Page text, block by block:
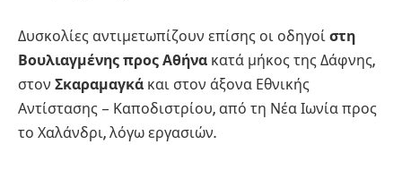
Δυσκολίες αντιμετωπίζουν επίσης οι οδηγοί στη
Βουλιαγμένης προς Αθήνα κατά μήκος της Δάφνης,
στον Σκαραμαγκά και στον άξονα Εθνικής
Αντίστασης – Καποδιστρίου, από τη Νέα Ιωνία προς
το Χαλάνδρι, λόγω εργασιών.